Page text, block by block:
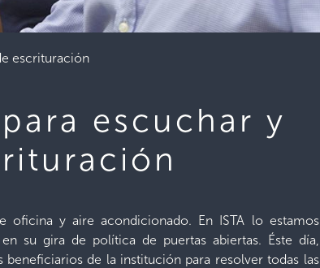
escrituración
escuchar y
oficina y aire acondicionado. En ISTA lo estamos
su gira de política de puertas abiertas. Éste día,
de la institución para resolver todas las